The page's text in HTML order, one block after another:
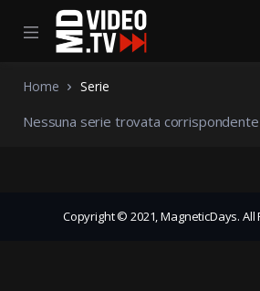
Home Serie
Nessuna serie trovata corrispondente
Copyright © 2021, MagneticDays. All